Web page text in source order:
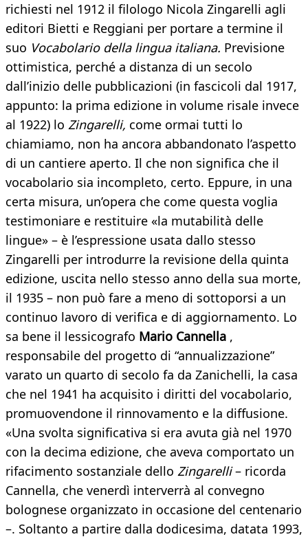
richiesti nel 1912 il filologo Nicola Zingarelli agli
editori Bietti e Reggiani per portare a termine il
suo Vocabolario della lingua italiana. Previsione
ottimistica, perché a distanza di un secolo
dall’inizio delle pubblicazioni (in fascicoli dal 1917,
appunto: la prima edizione in volume risale invece
al 1922) lo Zingarelli, come ormai tutti lo
chiamiamo, non ha ancora abbandonato l’aspetto
di un cantiere aperto. Il che non significa che il
vocabolario sia incompleto, certo. Eppure, in una
certa misura, un’opera che come questa voglia
testimoniare e restituire «la mutabilità delle
lingue» – è l’espressione usata dallo stesso
Zingarelli per introdurre la revisione della quinta
edizione, uscita nello stesso anno della sua morte,
il 1935 – non può fare a meno di sottoporsi a un
continuo lavoro di verifica e di aggiornamento. Lo
sa bene il lessicografo Mario Cannella ,
responsabile del progetto di “annualizzazione”
varato un quarto di secolo fa da Zanichelli, la casa
che nel 1941 ha acquisito i diritti del vocabolario,
promuovendone il rinnovamento e la diffusione.
«Una svolta significativa si era avuta già nel 1970
con la decima edizione, che aveva comportato un
rifacimento sostanziale dello Zingarelli– ricorda
Cannella, che venerdì interverrà al convegno
bolognese organizzato in occasione del centenario
–. Soltanto a partire dalla dodicesima, datata 1993,